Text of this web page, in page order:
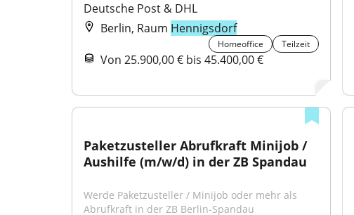
Deutsche Post & DHL
Berlin, Raum Hennigsdorf
Homeoffice Teilzeit
Von 25.900,00 € bis 45.400,00 €
Paketzusteller Abrufkraft Minijob /
Aushilfe (m/w/d) in der ZB Spandau
Werde Paketzusteller / Minijob oder mehr als
Abrufkraft in der ZB Berlin-Spandau